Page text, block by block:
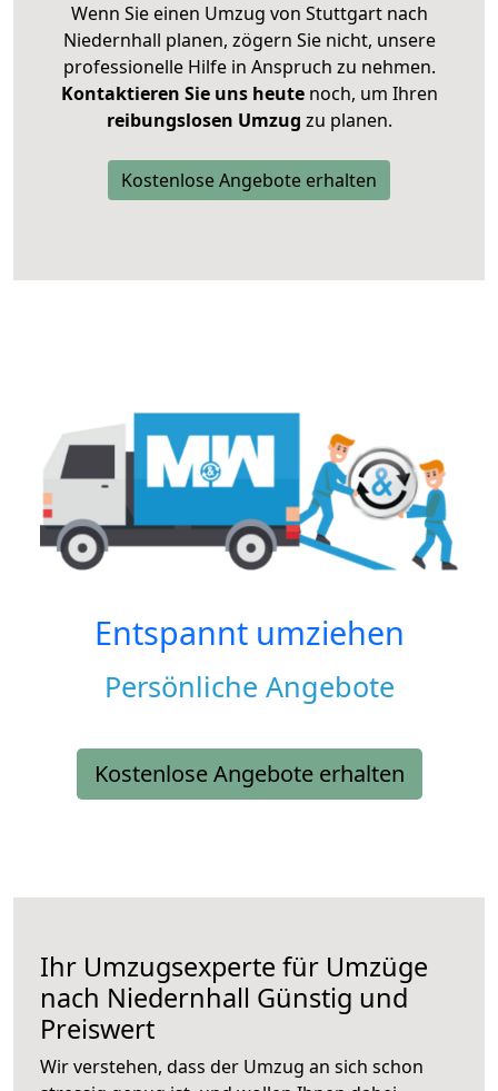
Wenn Sie einen Umzug von Stuttgart nach
Niedernhall planen, zögern Sie nicht, unsere
professionelle Hilfe in Anspruch zu nehmen.
Kontaktieren Sie uns heutenoch, um Ihren
reibungslosen Umzug zu planen.
Kostenlose Angebote erhalten
Entspannt umziehen
Persönliche Angebote
Kostenlose Angebote erhalten
Ihr Umzugsexperte für Umzüge
nach Niedernhall Günstig und
Preiswert
Wir verstehen, dass der Umzug an sich schon